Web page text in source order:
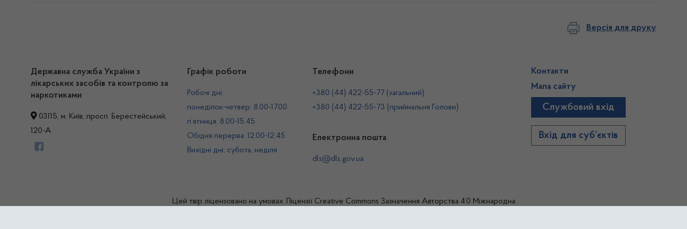
Версія для друку
Державна служба України з
лікарських засобів та контролю за
наркотиками
03115, м. Київ, просп. Берестейський,
120-А
Графік роботи
Робочі дні:
понеділок-четвер: 8.00-17.00
п’ятниця: 8.00-15.45
Обідня перерва: 12.00-12.45
Вихідні дні: субота, неділя
Телефони
+380 (44) 422-55-77 (загальний)
+380 (44) 422-55-73 (приймальня Голови)
Електронна пошта
dls@dls.gov.ua
Контакти
Мапа сайту
Службовий вхід
Вхід для суб’єктів
Цей твір ліцензовано на умовах Ліцензії Creative Commons Зазначення Авторства 4.0 Міжнародна